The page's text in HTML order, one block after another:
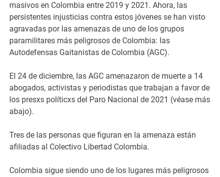
masivos en Colombia entre 2019 y 2021. Ahora, las
persistentes injusticias contra estos jóvenes se han visto
agravadas por las amenazas de uno de los grupos
paramilitares más peligrosos de Colombia: las
Autodefensas Gaitanistas de Colombia (AGC).
El 24 de diciembre, las AGC amenazaron de muerte a 14
abogados, activistas y periodistas que trabajan a favor de
los presxs políticxs del Paro Nacional de 2021 (véase más
abajo).
Tres de las personas que figuran en la amenaza están
afiliadas al Colectivo Libertad Colombia.
Colombia sigue siendo uno de los lugares más peligrosos